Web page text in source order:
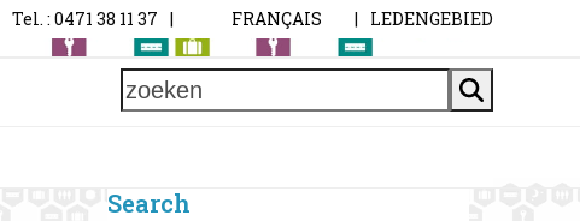
Tel. : 0471 38 11 37 | FRANÇAIS | LEDENGEBIED
zoeken
Search